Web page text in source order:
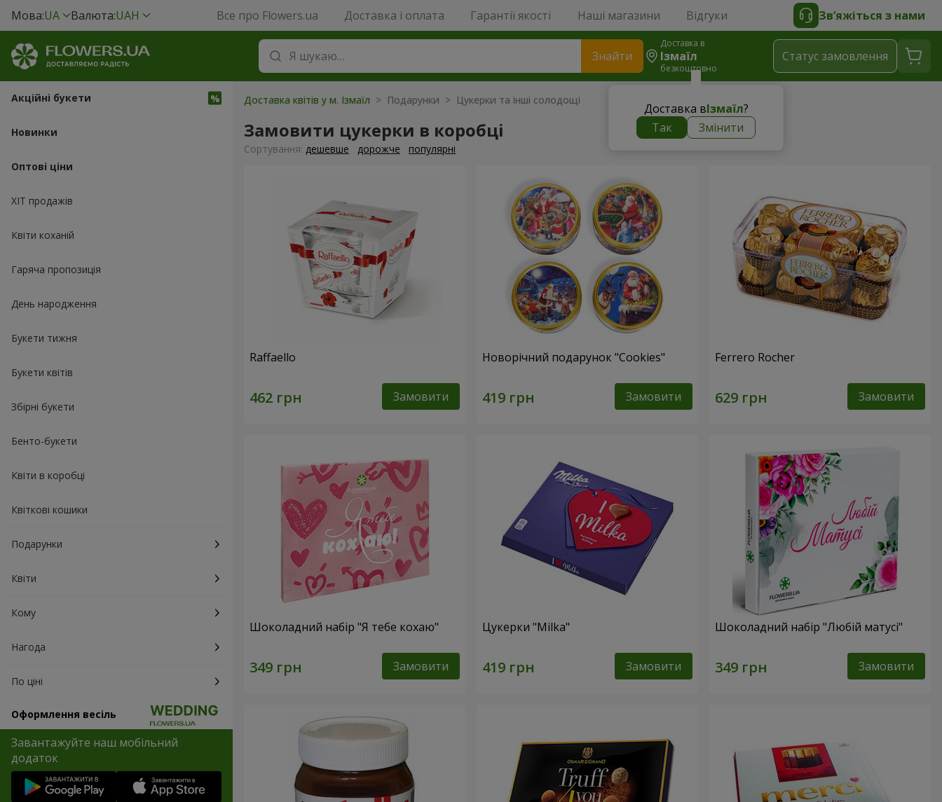
Мова:UA Валюта:UAH Все про Flowers.ua Доставка і оплата Гарантії якості Наші магазини Відгуки Зв’яжіться з нами
Знайти
Доставка в
Ізмаїл
безкоштовно
Доставка вІзмаїл?
Так
Змінити
Статус замовлення
Акційні букети
Новинки
Оптові ціни
ХІТ продажів
Квіти коханій
Гаряча пропозиція
День народження
Букети тижня
Букети квітів
Збірні букети
Бенто-букети
Квіти в коробці
Квіткові кошики
Подарунки
Квіти
Кому
Нагода
По ціні
Оформлення весіль
Завантажуйте наш мобільний
додаток
Доставка квітів у м. Ізмаїл > Подарунки > Цукерки та інші солодощі
Замовити цукерки в коробці
Сортування: дешевше дорожче популярні
Raffaello
Замовити
Новорічний подарунок "Cookies"
Замовити
Ferrero Rocher
Замовити
Шоколадний набір "Я тебе кохаю"
Замовити
Цукерки "Milka"
Замовити
Шоколадний набір "Любій матусі"
Замовити